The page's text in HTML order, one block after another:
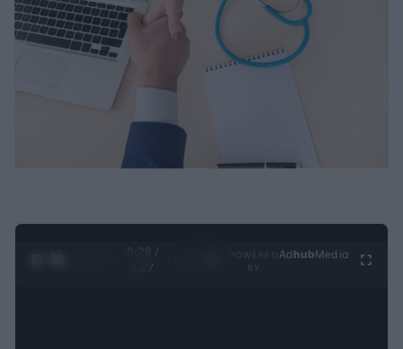
0:29 /
4:27
Ad hubMedia